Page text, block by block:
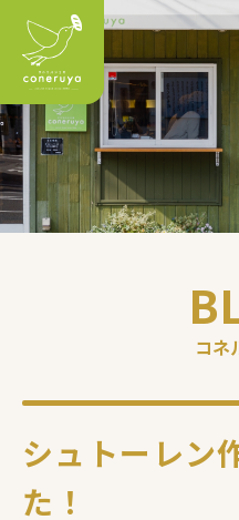
コネ
シュトーレン
た！